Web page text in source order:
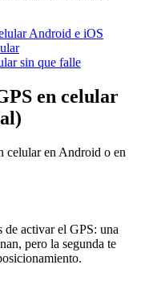
Android e iOS
sin que falle
en celular
celular en Android o en
activar el GPS: una
pero la segunda te